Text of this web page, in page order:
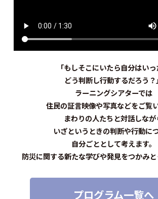
「もしそこにいたら自分はい
どう判断し行動するだろう？」
ラーニングシアターでは
住民の証言映像や写真などをご覧
まわりの人たちと対話しなが
いざというときの判断や行動に
自分ごととして考えます。
防災に関する新たな学びや発見をつかみと
プログラム一覧へ